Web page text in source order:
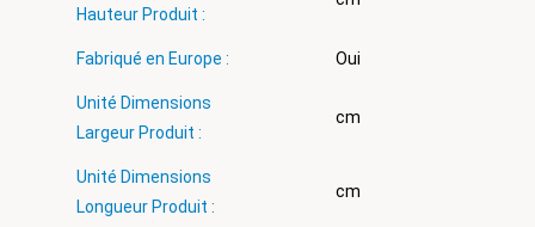
Hauteur Produit :
Fabriqué en Europe : Oui
Unité Dimensions
Largeur Produit :
cm
Unité Dimensions
Longueur Produit :
cm